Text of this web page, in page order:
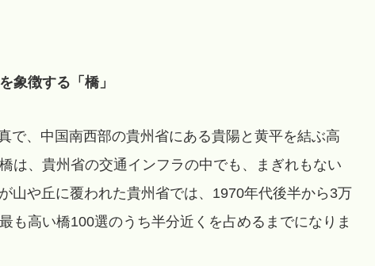
象徴する「橋」
で、中国南西部の貴州省にある貴陽と黄平を結ぶ高
は、貴州省の交通インフラの中でも、まぎれもない
山や丘に覆われた貴州省では、1970年代後半から3万
も高い橋100選のうち半分近くを占めるまでになりま